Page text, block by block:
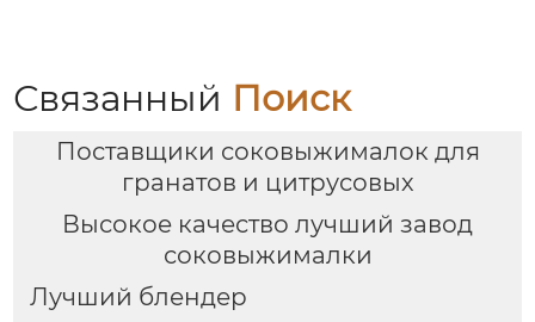
Связанный Поиск
Поставщики соковыжималок для
гранатов и цитрусовых
Высокое качество лучший завод
соковыжималки
Лучший блендер